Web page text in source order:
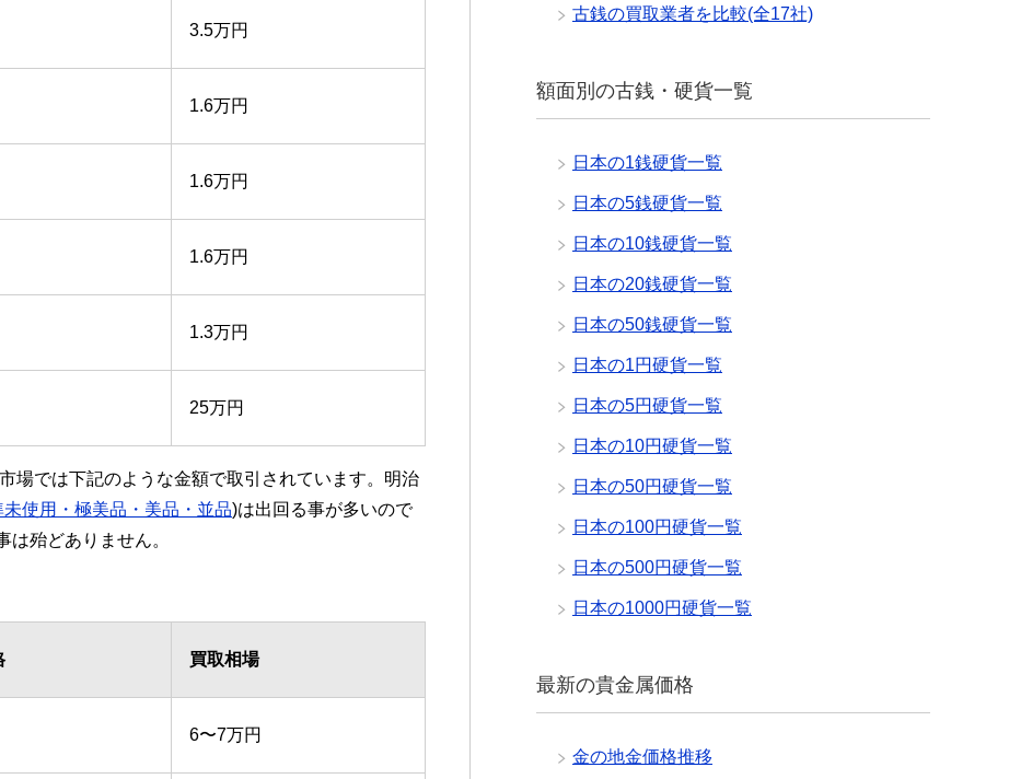
3.5万円
1.6万円
1.6万円
1.6万円
1.3万円
25万円
場では下記のような金額で取引されています。明治
未使用・極美品・美品・並品)は出回る事が多いので
殆どありません。
買取相場
6〜7万円
古銭の買取業者を比較(全17社)
額面別の古銭・硬貨一覧
日本の1銭硬貨一覧
日本の5銭硬貨一覧
日本の10銭硬貨一覧
日本の20銭硬貨一覧
日本の50銭硬貨一覧
日本の1円硬貨一覧
日本の5円硬貨一覧
日本の10円硬貨一覧
日本の50円硬貨一覧
日本の100円硬貨一覧
日本の500円硬貨一覧
日本の1000円硬貨一覧
最新の貴金属価格
金の地金価格推移